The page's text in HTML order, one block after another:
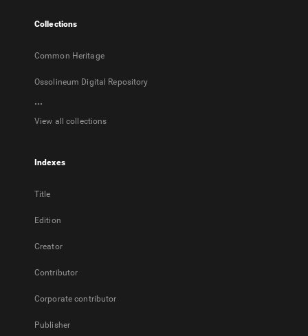
Collections
Common Heritage
Ossolineum Digital Repository
...
View all collections
Indexes
Title
Edition
Creator
Contributor
Corporate contributor
Publisher